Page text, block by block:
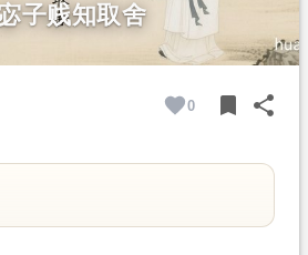
子贱知取舍
0 bookmark share